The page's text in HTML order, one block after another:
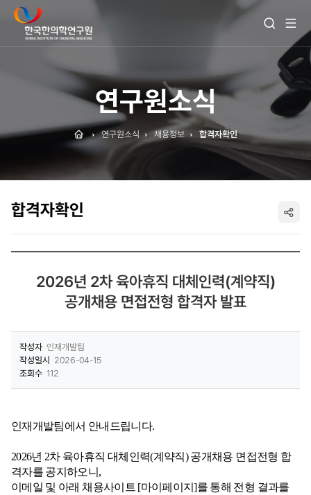
열
기
메
보
연구원소식
합격자확인
Home연구원소식 채용정보 합격자확인
공
2026년 2차 육아휴직 대체인력(계약직)
공개채용 면접전형 합격자 발표
작성자 인재개발팀
작성일시
2026-04-15
조회수 112
인재개발팀에서 안내드립니다.
2026년 2차 육아휴직 대체인력(계약직) 공개채용 면접전형 합
격자를 공지하오니,
이메일 및 아래 채용사이트 [마이페이지]를 통해 전형 결과를